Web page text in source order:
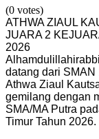
(0 votes)
ATHWA ZIAUL
JUARA 2
2026
datang dari SMAN
Athwa Ziaul
gemilang dengan
SMA/MA Putra
Timur Tahun 2026.